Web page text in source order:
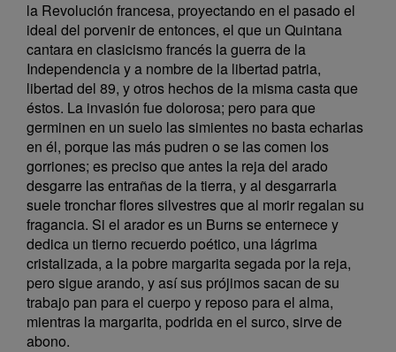
la Revolución francesa, proyectando en el pasado el
ideal del porvenir de entonces, el que un Quintana
cantara en clasicismo francés la guerra de la
Independencia y a nombre de la libertad patria,
libertad del 89, y otros hechos de la misma casta que
éstos. La invasión fue dolorosa; pero para que
germinen en un suelo las simientes no basta echarlas
en él, porque las más pudren o se las comen los
gorriones; es preciso que antes la reja del arado
desgarre las entrañas de la tierra, y al desgarrarla
suele tronchar flores silvestres que al morir regalan su
fragancia. Si el arador es un Burns se enternece y
dedica un tierno recuerdo poético, una lágrima
cristalizada, a la pobre margarita segada por la reja,
pero sigue arando, y así sus prójimos sacan de su
trabajo pan para el cuerpo y reposo para el alma,
mientras la margarita, podrida en el surco, sirve de
abono.